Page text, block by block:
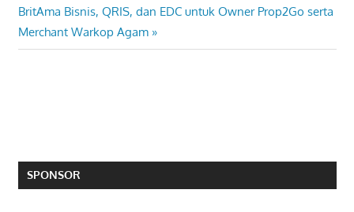
Post:
BritAma Bisnis, QRIS, dan EDC untuk Owner Prop2Go serta
Merchant Warkop Agam
SPONSOR